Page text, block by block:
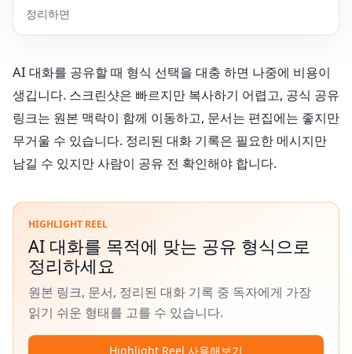
정리하면
AI 대화를 공유할 때 형식 선택을 대충 하면 나중에 비용이
생깁니다. 스크린샷은 빠르지만 복사하기 어렵고, 공식 공유
링크는 원본 맥락이 함께 이동하고, 문서는 편집에는 좋지만
무거울 수 있습니다. 정리된 대화 기록은 필요한 메시지만
남길 수 있지만 사람이 공유 전 확인해야 합니다.
HIGHLIGHT REEL
AI 대화를 목적에 맞는 공유 형식으로
정리하세요
원본 링크, 문서, 정리된 대화 기록 중 독자에게 가장
읽기 쉬운 형태를 고를 수 있습니다.
Highlight Reel 사용해보기